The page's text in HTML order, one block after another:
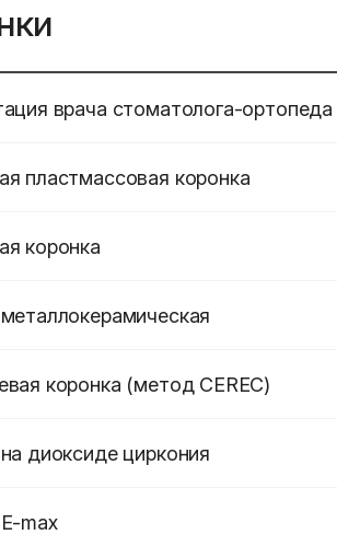
врача стоматолога-ортопеда
пластмассовая коронка
коронка
коронка (метод CEREC)
диоксиде циркония
max